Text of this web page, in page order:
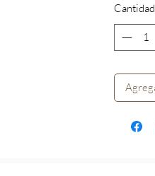
Cantidad